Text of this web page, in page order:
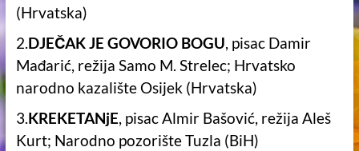
(Hrvatska)
2.DJEČAK JE GOVORIO BOGU, pisac Damir
Mađarić, režija Samo M. Strelec; Hrvatsko
narodno kazalište Osijek (Hrvatska)
3.KREKETANjE, pisac Almir Bašović, režija Aleš
Kurt; Narodno pozorište Tuzla (BiH)